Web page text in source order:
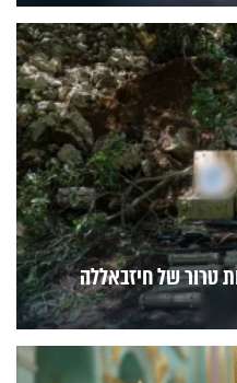
טרור של חיזבאללה